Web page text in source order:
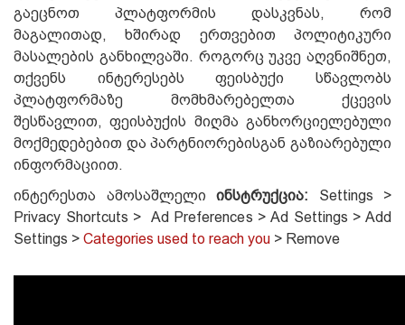
გაეცნოთ პლატფორმის დასკვნას, რომ
მაგალითად, ხშირად ერთვებით პოლიტიკური
მასალების განხილვაში. როგორც უკვე აღვნიშნეთ,
თქვენს ინტერესებს ფეისბუქი სწავლობს
პლატფორმაზე მომხმარებელთა ქცევის
შესწავლით, ფეისბუქის მიღმა განხორციელებული
მოქმედებებით და პარტნიორებისგან გაზიარებული
ინფორმაციით.
ინტერესთა ამოსაშლელი ინსტრუქცია: Settings >
Privacy Shortcuts > Ad Preferences > Ad Settings > Add
Settings > Categories used to reach you > Remove